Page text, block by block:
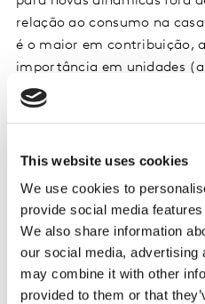
This website uses cookies
We use cookies to
provide social media
We also share information
our social media, advertising
may combine it with other
provided to them or that
relação ao consumo na
é o maior em contribuição,
importância em unidades
percentuais no período
Mercados locais:
Os brasileiros também dão
local – no inglês, chamado
crescimento está conectado